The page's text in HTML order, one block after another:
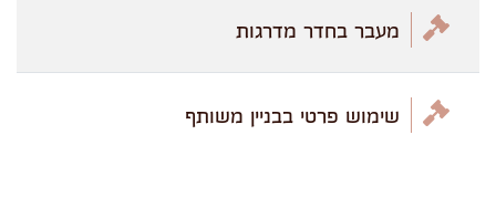
מעבר בחדר מדרגות
שימוש פרטי בבניין משותף